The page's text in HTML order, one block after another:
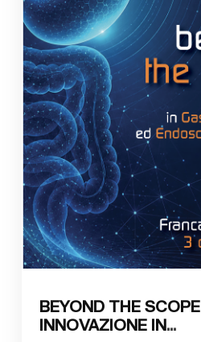
BEYOND THE
INNOVAZIONE IN